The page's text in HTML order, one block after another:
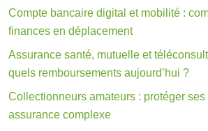
Compte bancaire digital et mobilité :
finances en déplacement
Assurance santé, mutuelle et
quels remboursements aujourd’hui ?
Collectionneurs amateurs : protéger
assurance complexe